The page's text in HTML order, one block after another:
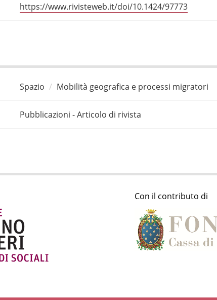
https://www.rivisteweb.it/doi/10.1424/97773
Spazio Mobilità geografica e processi migratori
Pubblicazioni - Articolo di rivista
Con il contributo di